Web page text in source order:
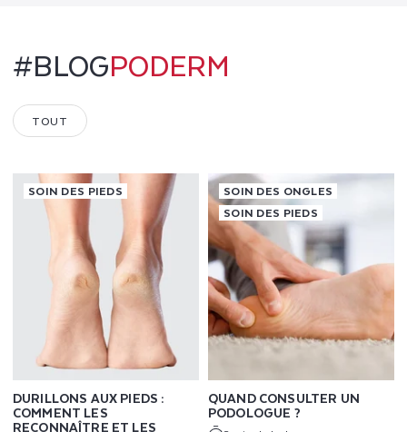
S
P
E
N
S
#BLOGPODERM
TOUT
SOIN DES PIEDS
DURILLONS AUX PIEDS :
COMMENT LES
RECONNAÎTRE ET LES
SOIN DES ONGLES
SOIN DES PIEDS
QUAND CONSULTER UN
PODOLOGUE ?